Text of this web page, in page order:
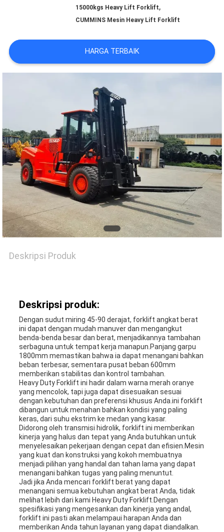
15000kgs Heavy Lift Forklift,
CUMMINS Mesin Heavy Lift Forklift
HARGA TERBAIK
Deskripsi Produk
Deskripsi produk:
Dengan sudut miring 45-90 derajat, forklift angkat berat
ini dapat dengan mudah manuver dan mengangkut
benda-benda besar dan berat, menjadikannya tambahan
serbaguna untuk tempat kerja manapun.Panjang garpu
1800mm memastikan bahwa ia dapat menangani bahkan
beban terbesar, sementara pusat beban 600mm
memberikan stabilitas dan kontrol tambahan.
Heavy Duty Forklift ini hadir dalam warna merah oranye
yang mencolok, tapi juga dapat disesuaikan sesuai
dengan kebutuhan dan preferensi khusus Anda.ini forklift
dibangun untuk menahan bahkan kondisi yang paling
keras, dari suhu ekstrim ke medan yang kasar.
Didorong oleh transmisi hidrolik, forklift ini memberikan
kinerja yang halus dan tepat yang Anda butuhkan untuk
menyelesaikan pekerjaan dengan cepat dan efisien.Mesin
yang kuat dan konstruksi yang kokoh membuatnya
menjadi pilihan yang handal dan tahan lama yang dapat
menangani bahkan tugas yang paling menuntut.
Jadi jika Anda mencari forklift berat yang dapat
menangani semua kebutuhan angkat berat Anda, tidak
melihat lebih dari kami Heavy Duty Forklift.Dengan
spesifikasi yang mengesankan dan kinerja yang andal,
forklift ini pasti akan melampaui harapan Anda dan
memberikan Anda tahun layanan yang dapat diandalkan.